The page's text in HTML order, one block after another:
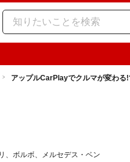
アップルCarPlayでクルマが変わる
、ボルボ、メルセデス・ベン